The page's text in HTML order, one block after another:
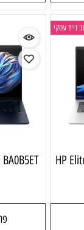
נייד עסקי
HP